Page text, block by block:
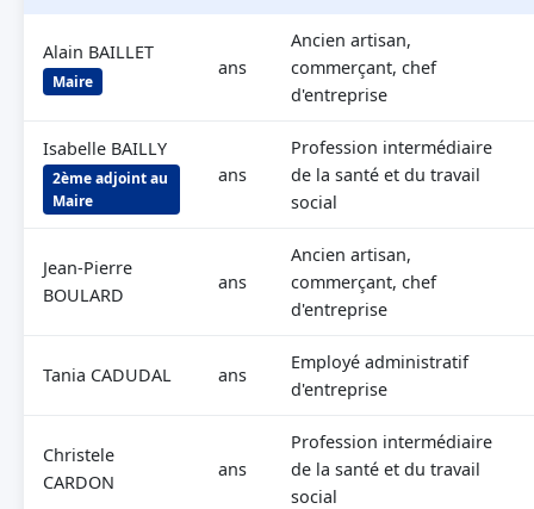
Alain BAILLET
Maire
ans
Ancien artisan,
commerçant, chef
d'entreprise
Isabelle BAILLY
2ème adjoint au
Maire
ans
Profession intermédiaire
de la santé et du travail
social
Jean-Pierre
BOULARD
ans
Ancien artisan,
commerçant, chef
d'entreprise
Tania CADUDAL ans
Employé administratif
d'entreprise
Christele
CARDON
ans
Profession intermédiaire
de la santé et du travail
social